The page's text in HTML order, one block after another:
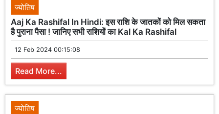
ज्योतिष
Aaj Ka Rashifal In Hindi: इस राशि के जातकों को मिल सकता
है पुराना पैसा ! जानिए सभी राशियों का Kal Ka Rashifal
12 Feb 2024 00:15:08
Read More...
ज्योतिष